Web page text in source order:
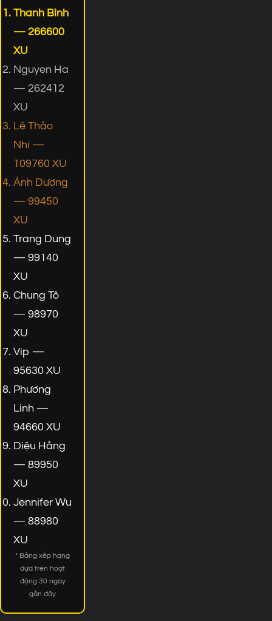
Thanh Bình
— 266600
XU
Nguyen Ha
— 262412
XU
Lê Thảo
Nhi —
109760 XU
Ánh Dương
— 99450
XU
Trang Dung
— 99140
XU
Chung Tô
— 98970
XU
Vip —
95630 XU
Phương
Linh —
94660 XU
Diệu Hằng
— 89950
XU
Jennifer Wu
— 88980
XU
* Bảng xếp hạng
dựa trên hoạt
động 30 ngày
gần đây